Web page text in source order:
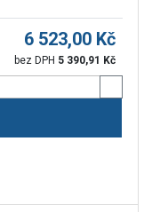
6 523,00 Kč
bez DPH 5 390,91 Kč